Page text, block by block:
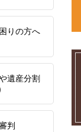
りの方へ
遺産分割
判